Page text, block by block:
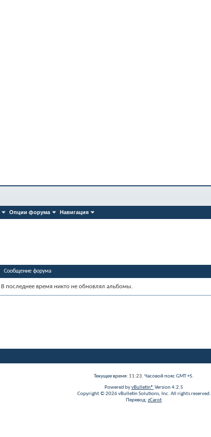
Опции форума Навигация
Сообщение форума
В последнее время никто не обновлял альбомы.
Текущее время: 11:23. Часовой пояс GMT +5.
Powered byvBulletin® Version 4.2.5
Copyright © 2026 vBulletin Solutions, Inc. All rights reserved.
Перевод: zCarot